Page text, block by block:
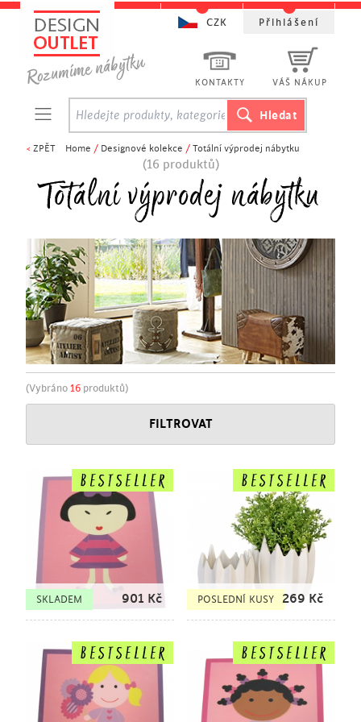
< ZPĚT Home / Designové kolekce / Totální výprodej nábytku
(16 produktů)
Totální výprodej nábytku
(Vybráno 16 produktů)
FILTROVAT
SKLADEM 901 Kč POSLEDNÍ KUSY 269 Kč
KONTAKTY VÁŠ NÁKUP
CZK Přihlášení